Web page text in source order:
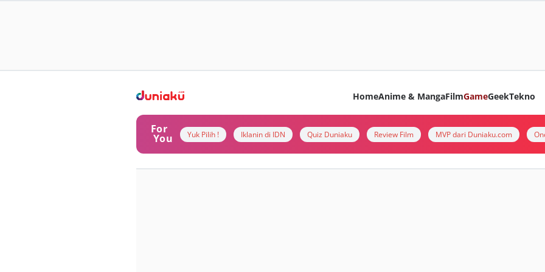
HomeAnime & MangaFilmGameGeekTekno
For
You Yuk Pilih ! Iklanin di IDN Quiz Duniaku Review Film MVP dari Duniaku.com